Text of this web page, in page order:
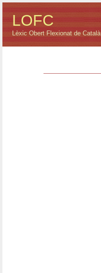
LOFC
Lèxic Obert Flexionat de Català